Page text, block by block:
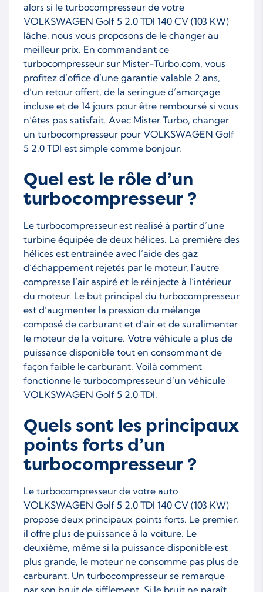
alors si le turbocompresseur de votre
VOLKSWAGEN Golf 5 2.0 TDI 140 CV (103 KW)
lâche, nous vous proposons de le changer au
meilleur prix. En commandant ce
turbocompresseur sur Mister-Turbo.com, vous
profitez d’office d’une garantie valable 2 ans,
d’un retour offert, de la seringue d’amorçage
incluse et de 14 jours pour être remboursé si vous
n’êtes pas satisfait. Avec Mister Turbo, changer
un turbocompresseur pour VOLKSWAGEN Golf
5 2.0 TDI est simple comme bonjour.
Quel est le rôle d’un
turbocompresseur ?
Le turbocompresseur est réalisé à partir d’une
turbine équipée de deux hélices. La première des
hélices est entrainée avec l’aide des gaz
d’échappement rejetés par le moteur, l’autre
compresse l’air aspiré et le réinjecte à l’intérieur
du moteur. Le but principal du turbocompresseur
est d’augmenter la pression du mélange
composé de carburant et d’air et de suralimenter
le moteur de la voiture. Votre véhicule a plus de
puissance disponible tout en consommant de
façon faible le carburant. Voilà comment
fonctionne le turbocompresseur d’un véhicule
VOLKSWAGEN Golf 5 2.0 TDI.
Quels sont les principaux
points forts d’un
turbocompresseur ?
Le turbocompresseur de votre auto
VOLKSWAGEN Golf 5 2.0 TDI 140 CV (103 KW)
propose deux principaux points forts. Le premier,
il offre plus de puissance à la voiture. Le
deuxième, même si la puissance disponible est
plus grande, le moteur ne consomme pas plus de
carburant. Un turbocompresseur se remarque
par son bruit de sifflement. Si le bruit ne paraît